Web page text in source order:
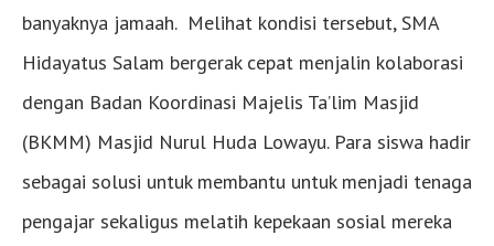
banyaknya jamaah. Melihat kondisi tersebut, SMA
Hidayatus Salam bergerak cepat menjalin kolaborasi
dengan Badan Koordinasi Majelis Ta’lim Masjid
(BKMM) Masjid Nurul Huda Lowayu. Para siswa hadir
sebagai solusi untuk membantu untuk menjadi tenaga
pengajar sekaligus melatih kepekaan sosial mereka